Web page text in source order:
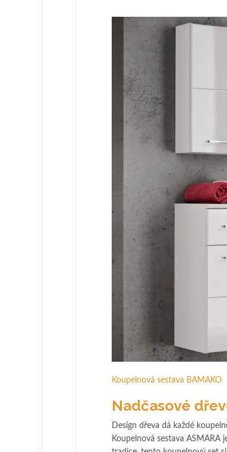
Koupelnová sestava BAMAKO
Nadčasové
Design dřeva dá každé
Koupelnová sestava